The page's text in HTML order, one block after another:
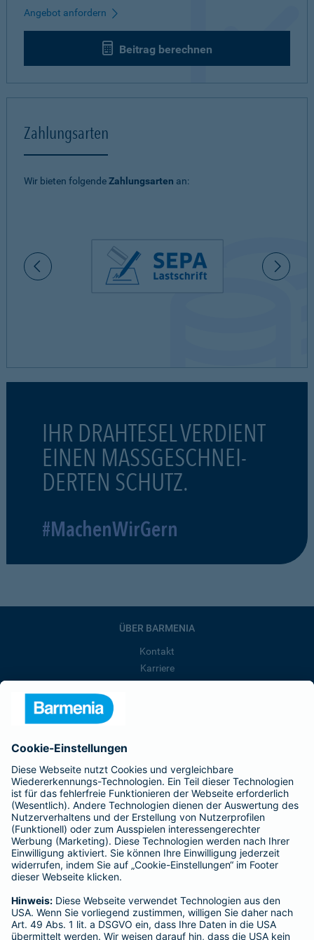
Angebot anfordern
Beitrag berechnen
Zahlungsarten
Wir bieten folgendeZahlungsarten an:
IHR DRAHTESEL VERDIENT
EINEN MASSGESCHNEI-
DERTEN SCHUTZ.
#MachenWirGern
ÜBER BARMENIA
Kontakt
Karriere
Barmenia ist Teil der BarmeniaGothaer
BELIEBTE SEITEN
Kranken-Zusatzversicherung
Tierversicherungen
Haftpflichtversicherung
Hausratversicherung
Adresse ändern
Schaden melden